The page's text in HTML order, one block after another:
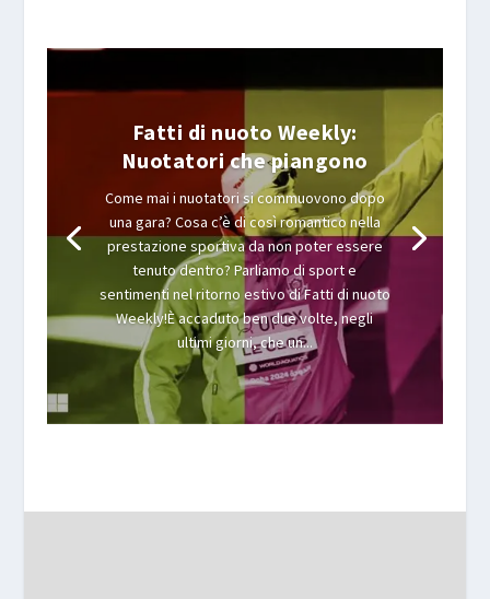
Fatti di nuoto Weekly:
Nuotatori che piangono
Come mai i nuotatori si commuovono dopo
una gara? Cosa c’è di così romantico nella
prestazione sportiva da non poter essere
tenuto dentro? Parliamo di sport e
sentimenti nel ritorno estivo di Fatti di nuoto
Weekly!È accaduto ben due volte, negli
ultimi giorni, che un...